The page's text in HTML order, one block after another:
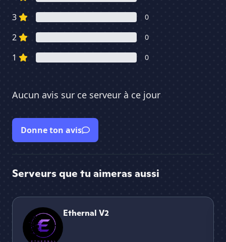
3 0
2 0
1 0
Aucun avis sur ce serveur à ce jour
Donne ton avis
Serveurs que tu aimeras aussi
Ethernal V2
Ethernal V2